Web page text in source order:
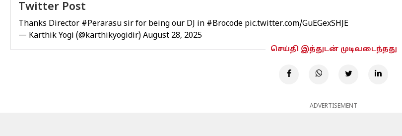
Twitter Post
Thanks Director #Perarasu sir for being our DJ in #Brocode pic.twitter.com/GuEGexSHJE
— Karthik Yogi (@karthikyogidir) August 28, 2025
செய்தி இத்துடன் முடிவடைந்தது
ADVERTISEMENT